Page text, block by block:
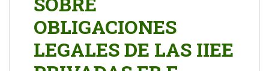
OBLIGACIONES
LEGALES DE LAS IIEE